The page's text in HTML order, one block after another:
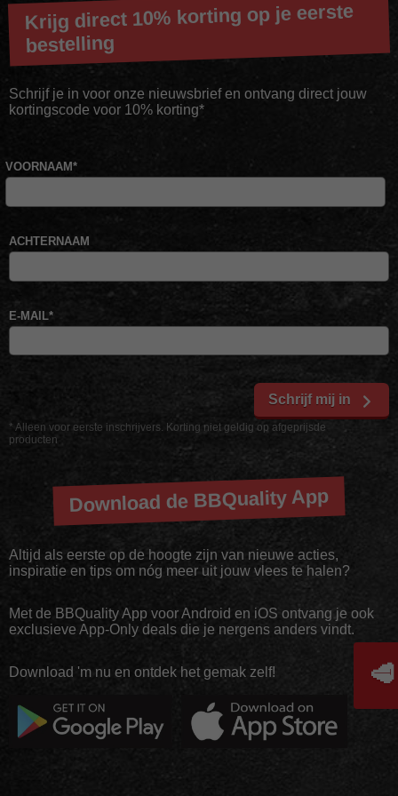
Krijg direct 10% korting op je eerste
bestelling
Schrijf je in voor onze nieuwsbrief en ontvang direct jouw
kortingscode voor 10% korting*
* Alleen voor eerste inschrijvers. Korting niet geldig op afgeprijsde
producten
VOORNAAM*
ACHTERNAAM
E-MAIL*
Schrijf mij in
Download de BBQuality App
Altijd als eerste op de hoogte zijn van nieuwe acties,
inspiratie en tips om nóg meer uit jouw vlees te halen?
Met de BBQuality App voor Android en iOS ontvang je ook
exclusieve App-Only deals die je nergens anders vindt.
Download 'm nu en ontdek het gemak zelf! 🥩